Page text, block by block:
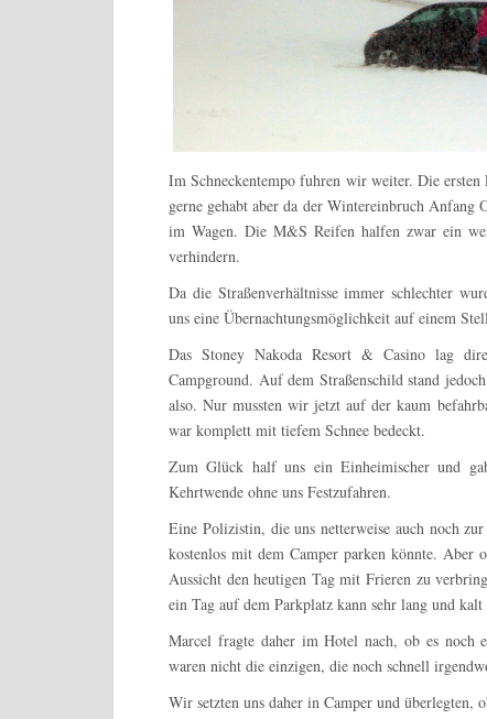
Im Schneckentempo fuhren wir weiter. Die
gerne gehabt aber da der Wintereinbruch Anfang
im Wagen. Die M&S Reifen halfen zwar ein
verhindern.
Da die Straßenverhältnisse immer schlechter
uns eine Übernachtungsmöglichkeit auf einem
Das Stoney Nakoda Resort & Casino lag
Campground. Auf dem Straßenschild stand
also. Nur mussten wir jetzt auf der kaum
war komplett mit tiefem Schnee bedeckt.
Zum Glück half uns ein Einheimischer und
Kehrtwende ohne uns Festzufahren.
Eine Polizistin, die uns netterweise auch noch
kostenlos mit dem Camper parken könnte. Aber
Aussicht den heutigen Tag mit Frieren zu
ein Tag auf dem Parkplatz kann sehr lang und kalt
Marcel fragte daher im Hotel nach, ob es
waren nicht die einzigen, die noch schnell
Wir setzten uns daher in Camper und überlegten,